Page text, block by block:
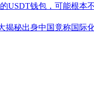
USDT钱包，可能根本
揭秘出身中国竟称国际